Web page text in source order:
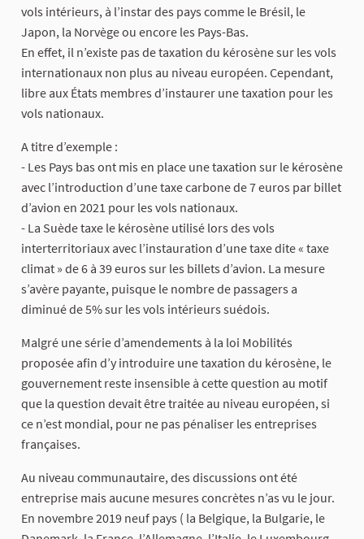
vols intérieurs, à l’instar des pays comme le Brésil, le
Japon, la Norvège ou encore les Pays-Bas.
En effet, il n’existe pas de taxation du kérosène sur les vols
internationaux non plus au niveau européen. Cependant,
libre aux États membres d’instaurer une taxation pour les
vols nationaux.
A titre d’exemple :
- Les Pays bas ont mis en place une taxation sur le kérosène
avec l’introduction d’une taxe carbone de 7 euros par billet
d’avion en 2021 pour les vols nationaux.
- La Suède taxe le kérosène utilisé lors des vols
interterritoriaux avec l’instauration d’une taxe dite « taxe
climat » de 6 à 39 euros sur les billets d’avion. La mesure
s’avère payante, puisque le nombre de passagers a
diminué de 5% sur les vols intérieurs suédois.
Malgré une série d’amendements à la loi Mobilités
proposée afin d’y introduire une taxation du kérosène, le
gouvernement reste insensible à cette question au motif
que la question devait être traitée au niveau européen, si
ce n’est mondial, pour ne pas pénaliser les entreprises
françaises.
Au niveau communautaire, des discussions ont été
entreprise mais aucune mesures concrètes n’as vu le jour.
En novembre 2019 neuf pays ( la Belgique, la Bulgarie, le